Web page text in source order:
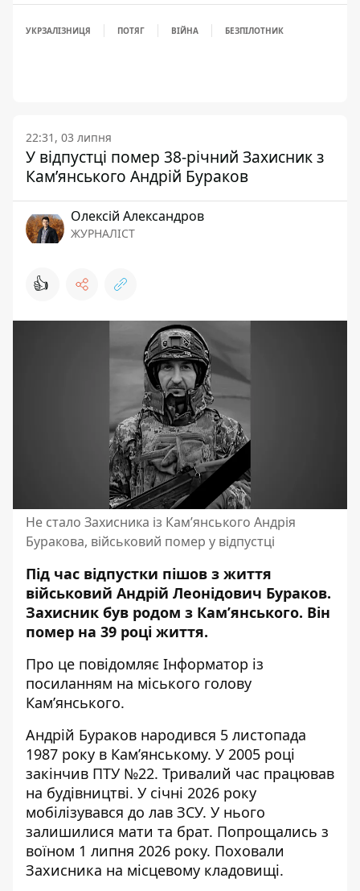
УКРЗАЛІЗНИЦЯ ПОТЯГ ВІЙНА БЕЗПІЛОТНИК
22:31, 03 липня
У відпустці помер 38-річний Захисник з
Кам’янського Андрій Бураков
Олексій Александров
ЖУРНАЛІСТ
👍
Не стало Захисника із Кам’янського Андрія
Буракова, військовий помер у відпустці
Під час відпустки пішов з життя
військовий Андрій Леонідович Бураков.
Захисник був родом з Кам’янського. Він
помер на 39 році життя.
Про це повідомляє Інформатор із
посиланням на міського голову
Кам’янського.
Андрій Бураков народився 5 листопада
1987 року в Камʼянському. У 2005 році
закінчив ПТУ №22. Тривалий час працював
на будівництві. У січні 2026 року
мобілізувався до лав ЗСУ. У нього
залишилися мати та брат. Попрощались з
воїном 1 липня 2026 року. Поховали
Захисника на місцевому кладовищі.